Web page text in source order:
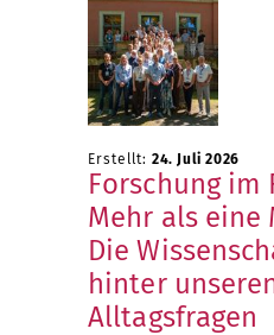
Erstellt: 24. Juli 2026
Forschung im
Mehr als eine
Die
hinter
Alltagsfragen